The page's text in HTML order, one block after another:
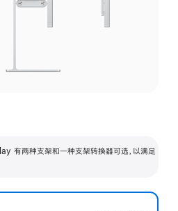
有两种支架和一种支架转换器可选，以满足